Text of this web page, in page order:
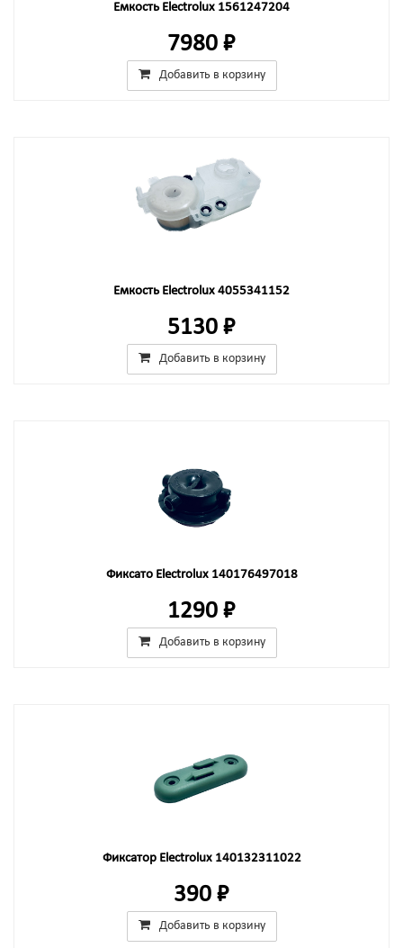
Емкость Electrolux 1561247204
7980 ₽
Добавить в корзину
Емкость Electrolux 4055341152
5130 ₽
Добавить в корзину
Фиксато Electrolux 140176497018
1290 ₽
Добавить в корзину
Фиксатор Electrolux 140132311022
390 ₽
Добавить в корзину